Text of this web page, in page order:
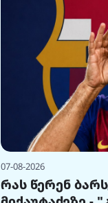
07-08-2026
რას წერენ